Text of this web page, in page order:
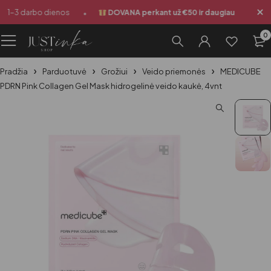
1-3 darbo dienos DOVANA perkant už €50 ir daugiau
0
Pradžia Parduotuvė Grožiui Veido priemonės
MEDICUBE
PDRN Pink Collagen Gel Mask hidrogelinė veido kaukė, 4vnt